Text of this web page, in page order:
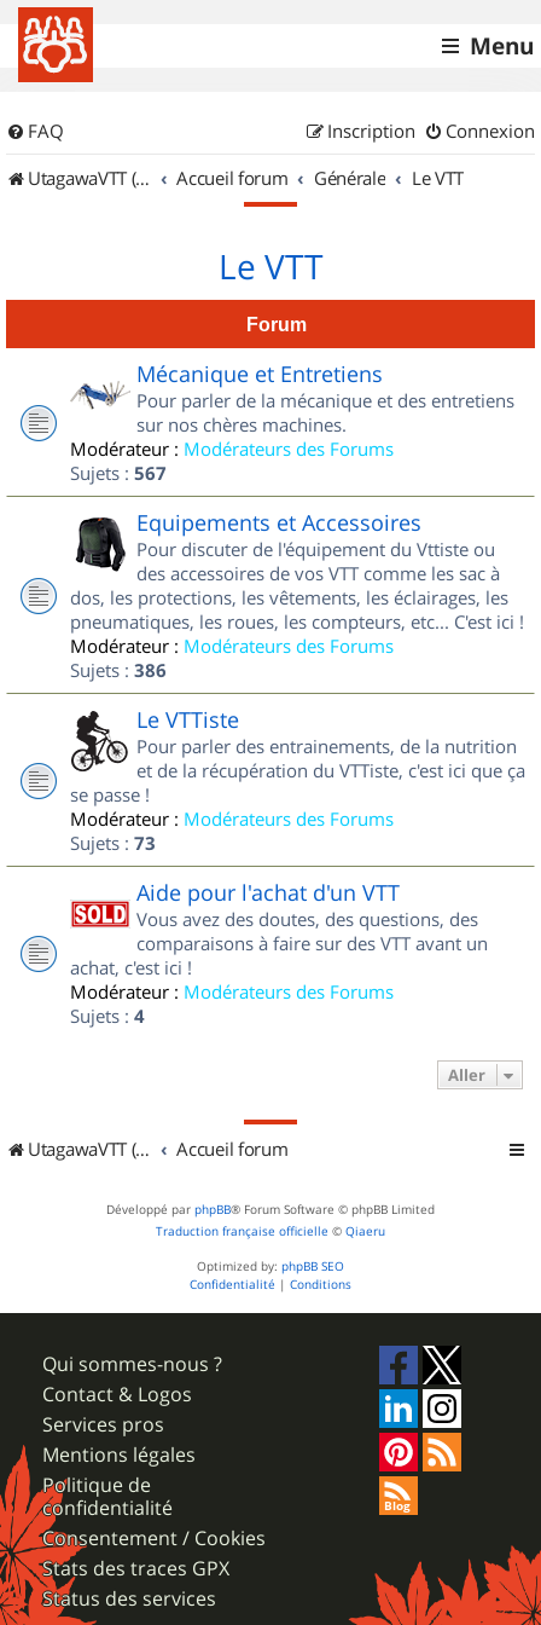
Menu
FAQ Connexion
Inscription
UtagawaVTT (Randos VTT et VTTAE avec traces GPS)
Accueil forum Générale Le VTT
Le VTT
Forum
Mécanique et Entretiens
Pour parler de la mécanique et des entretiens
sur nos chères machines.
Modérateur : Modérateurs des Forums
Sujets : 567
Equipements et Accessoires
Pour discuter de l'équipement du Vttiste ou
des accessoires de vos VTT comme les sac à
dos, les protections, les vêtements, les éclairages, les
pneumatiques, les roues, les compteurs, etc... C'est ici !
Modérateur : Modérateurs des Forums
Sujets : 386
Le VTTiste
Pour parler des entrainements, de la nutrition
et de la récupération du VTTiste, c'est ici que ça
se passe !
Modérateur : Modérateurs des Forums
Sujets : 73
Aide pour l'achat d'un VTT
Vous avez des doutes, des questions, des
comparaisons à faire sur des VTT avant un
achat, c'est ici !
Modérateur : Modérateurs des Forums
Sujets : 4
Aller
UtagawaVTT (Randos VTT et VTTAE avec traces GPS) Accueil forum
Développé par phpBB® Forum Software © phpBB Limited
Traduction française officielle © Qiaeru
Optimized by: phpBB SEO
Confidentialité | Conditions
Qui sommes-nous ?
Contact & Logos
Services pros
Mentions légales
Politique de
confidentialité
Consentement / Cookies
Stats des traces GPX
Status des services